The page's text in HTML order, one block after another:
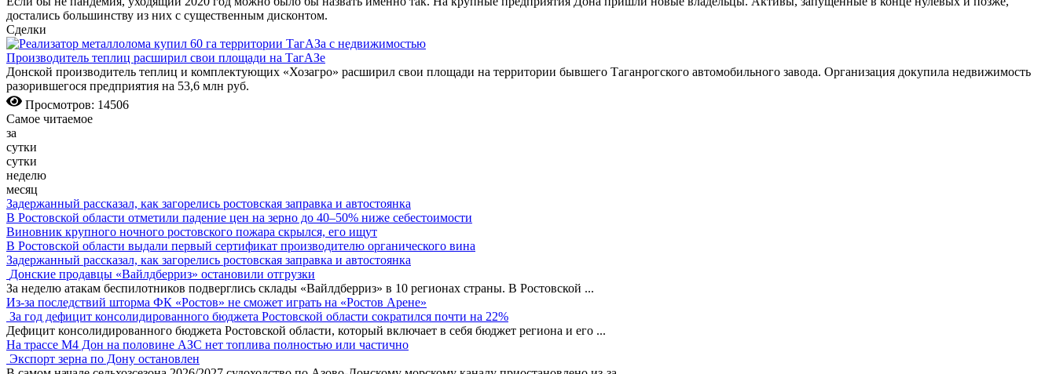
достались большинству из них с существенным дисконтом.
Сделки
Производитель теплиц расширил свои площади на ТагАЗе
Донской производитель теплиц и комплектующих «Хозагро» расширил свои площади на территории бывшего Таганрогского автомобильного завода. Организация докупила недвижимость
разорившегося предприятия на 53,6 млн руб.
Просмотров: 14506
Самое читаемое
за
сутки
сутки
неделю
месяц
Задержанный рассказал, как загорелись ростовская заправка и автостоянка
В Ростовской области отметили падение цен на зерно до 40–50% ниже себестоимости
Виновник крупного ночного ростовского пожара скрылся, его ищут
В Ростовской области выдали первый сертификат производителю органического вина
Задержанный рассказал, как загорелись ростовская заправка и автостоянка
Донские продавцы «Вайлдберриз» остановили отгрузки
За неделю атакам беспилотников подверглись склады «Вайлдберриз» в 10 регионах страны. В Ростовской ...
Из-за последствий шторма ФК «Ростов» не сможет играть на «Ростов Арене»
За год дефицит консолидированного бюджета Ростовской области сократился почти на 22%
Дефицит консолидированного бюджета Ростовской области, который включает в себя бюджет региона и его ...
На трассе М4 Дон на половине АЗС нет топлива полностью или частично
Экспорт зерна по Дону остановлен